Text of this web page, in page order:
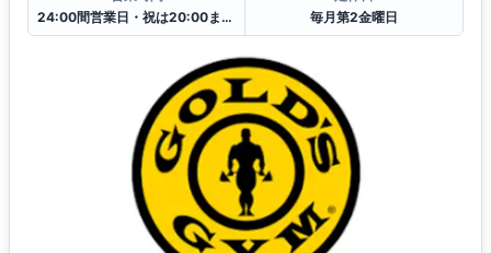
24:00間営業日・祝は20:00まで翌日10:00からの営業となります.
毎月第2金曜日